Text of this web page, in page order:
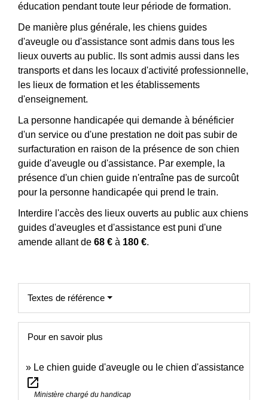
éducation pendant toute leur période de formation.
De manière plus générale, les chiens guides
d'aveugle ou d'assistance sont admis dans tous les
lieux ouverts au public. Ils sont admis aussi dans les
transports et dans les locaux d'activité professionnelle,
les lieux de formation et les établissements
d'enseignement.
La personne handicapée qui demande à bénéficier
d'un service ou d'une prestation ne doit pas subir de
surfacturation en raison de la présence de son chien
guide d'aveugle ou d'assistance. Par exemple, la
présence d'un chien guide n'entraîne pas de surcoût
pour la personne handicapée qui prend le train.
Interdire l'accès des lieux ouverts au public aux chiens
guides d'aveugles et d'assistance est puni d'une
amende allant de 68 € à 180 €.
Textes de référence
Pour en savoir plus
Le chien guide d'aveugle ou le chien d'assistance
open_in_new
Ministère chargé du handicap